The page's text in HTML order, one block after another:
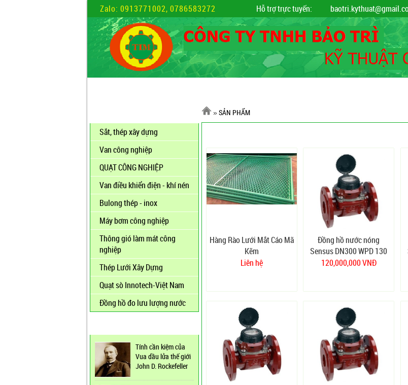
Zalo: 0913771002, 0786583272 Hỗ trợ trực tuyến:
Sắt, thép xây dựng
Van công nghiệp
QUẠT CÔNG NGHIỆP
Van điều khiển điện - khí nén
Bulong thép - inox
Máy bơm công nghiệp
Thông gió làm mát công
nghiệp
Thép Lưới Xây Dựng
Quạt sò Innotech-Việt Nam
Đồng hồ đo lưu lượng nước
Tính cần kiệm của
Vua dầu lửa thế giới
John D. Rockefeller
»SẢN PHẨM
Hàng Rào Lưới Mắt Cáo Mã
Kẽm
Liên hệ
Đồng hồ nước nóng
Sensus DN300 WPD 130
độ
120,000,000 VNĐ